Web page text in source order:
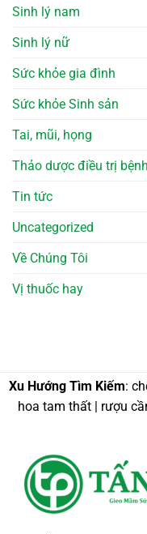
Sinh lý nam
Sinh lý nữ
Sức khỏe gia đình
Sức khỏe Sinh sản
Tai, mũi, họng
Thảo dược điều trị
Tin tức
Uncategorized
Về Chúng Tôi
Vị thuốc hay
Xu Hướng Tìm Kiếm:
hoa tam thất | rượu